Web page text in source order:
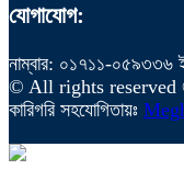
যোগাযোগ:
নাম্বার: ০১৭১১-
© All rights reserved
কারিগরি সহযোগিতায়ঃ